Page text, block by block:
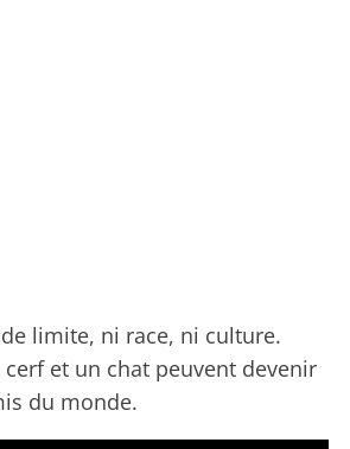
limite, ni race, ni culture.
et un chat peuvent devenir
du monde.